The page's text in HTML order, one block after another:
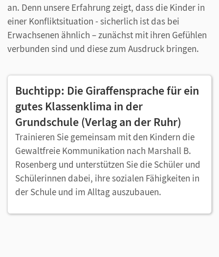
an. Denn unsere Erfahrung zeigt, dass die Kinder in
einer Konfliktsituation - sicherlich ist das bei
Erwachsenen ähnlich – zunächst mit ihren Gefühlen
verbunden sind und diese zum Ausdruck bringen.
Buchtipp: Die Giraffensprache für ein
gutes Klassenklima​ in der
Grundschule (Verlag an der Ruhr)
Trainieren Sie gemeinsam mit den Kindern die
Gewaltfreie Kommunikation nach Marshall B.
Rosenberg und unterstützen Sie die Schüler und
Schülerinnen dabei, ihre sozialen Fähigkeiten in
der Schule und im Alltag auszubauen.